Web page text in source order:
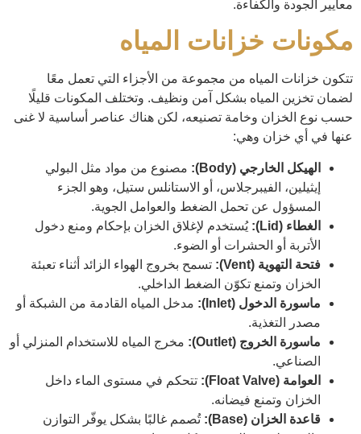
معايير الجودة والكفاءة.
مكونات خزانات المياه
تتكون خزانات المياه من مجموعة من الأجزاء التي تعمل معًا
لضمان تخزين المياه بشكل آمن ونظيف. وتختلف المكونات قليلًا
حسب نوع الخزان وخامة تصنيعه، لكن هناك عناصر أساسية لا غنى
عنها في أي خزان وهي:
الهيكل الخارجي (Body):
مصنوع من مواد مثل البولي
إيثيلين، الفيبرجلاس، أو الاستانلس ستيل، وهو الجزء
المسؤول عن تحمل الضغط والعوامل الجوية.
الغطاء (Lid):
يُستخدم لإغلاق الخزان بإحكام ومنع دخول
الأتربة أو الحشرات أو الضوء.
فتحة التهوية (Vent):
تسمح بخروج الهواء الزائد أثناء تعبئة
الخزان وتمنع تكوّن الضغط الداخلي.
ماسورة الدخول (Inlet):
مدخل المياه القادمة من الشبكة أو
مصدر التغذية.
ماسورة الخروج (Outlet):
مخرج المياه للاستخدام المنزلي أو
الصناعي.
العوامة (Float Valve):
تتحكم في مستوى الماء داخل
الخزان وتمنع فيضانه.
قاعدة الخزان (Base):
تُصمم غالبًا بشكل يوفّر التوازن